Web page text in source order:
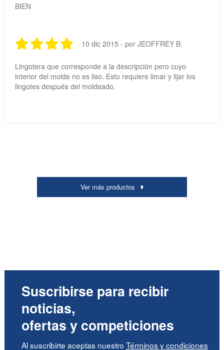
BIEN
10 dic 2015 - por JEOFFREY B.
Lingotera que corresponde a la descripción pero cuyo
interior del molde no es liso. Esto requiere limar y lijar los
lingotes después del moldeado.
Ver más productos
Suscribirse para recibir
noticias,
ofertas y competiciones
Al suscribirte aceptas nuestro Términos y condiciones